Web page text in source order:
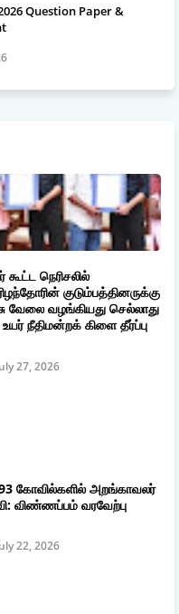
Question Paper &
கூட்ட நெரிசலில்
குடும்பத்தினருக்கு
வேலை வழங்கியது செல்லாது
நீதிமன்றக் கிளை தீர்ப்பு
27, 2026
கோவில்களில் அறங்காவலர்
விண்ணப்பம் வரவேற்பு
22, 2026